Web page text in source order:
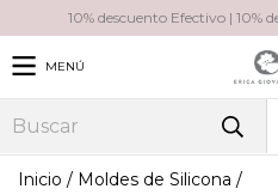
10% descuento Efectivo | 10%
MENÚ
Inicio / Moldes de Silicona /